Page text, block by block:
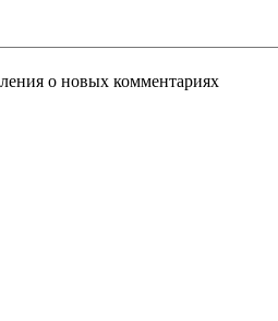
о новых комментариях